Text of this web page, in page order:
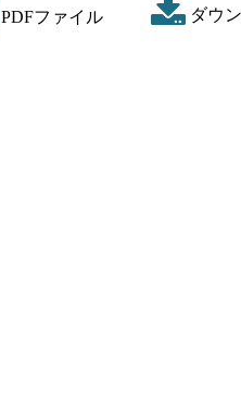
PDFファイル ダウ